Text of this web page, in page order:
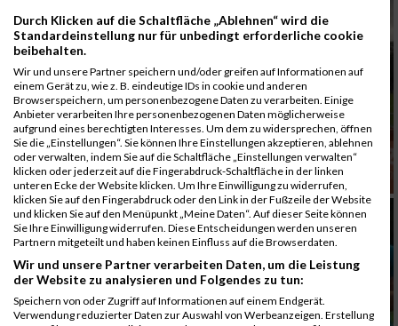
Durch Klicken auf die Schaltfläche „Ablehnen“ wird die
Standardeinstellung nur für unbedingt erforderliche cookie
beibehalten.
Wir und unsere Partner speichern und/oder greifen auf Informationen auf
einem Gerät zu, wie z. B. eindeutige IDs in cookie und anderen
Browserspeichern, um personenbezogene Daten zu verarbeiten. Einige
Anbieter verarbeiten Ihre personenbezogenen Daten möglicherweise
aufgrund eines berechtigten Interesses. Um dem zu widersprechen, öffnen
Sie die „Einstellungen“. Sie können Ihre Einstellungen akzeptieren, ablehnen
oder verwalten, indem Sie auf die Schaltfläche „Einstellungen verwalten“
klicken oder jederzeit auf die Fingerabdruck-Schaltfläche in der linken
unteren Ecke der Website klicken. Um Ihre Einwilligung zu widerrufen,
klicken Sie auf den Fingerabdruck oder den Link in der Fußzeile der Website
und klicken Sie auf den Menüpunkt „Meine Daten“. Auf dieser Seite können
Sie Ihre Einwilligung widerrufen. Diese Entscheidungen werden unseren
Partnern mitgeteilt und haben keinen Einfluss auf die Browserdaten.
Wir und unsere Partner verarbeiten Daten, um die Leistung
der Website zu analysieren und Folgendes zu tun:
Speichern von oder Zugriff auf Informationen auf einem Endgerät.
Verwendung reduzierter Daten zur Auswahl von Werbeanzeigen. Erstellung